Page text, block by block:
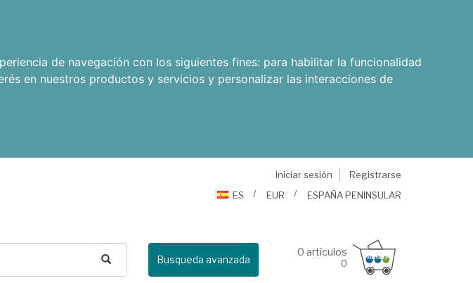
de navegación con los siguientes fines: para habilitar la funcionalidad
en nuestros productos y servicios y personalizar las interacciones de
Iniciar sesión
Registrarse
ES
EUR ESPAÑA PENINSULAR
Busqueda avanzada
0 artículos
0